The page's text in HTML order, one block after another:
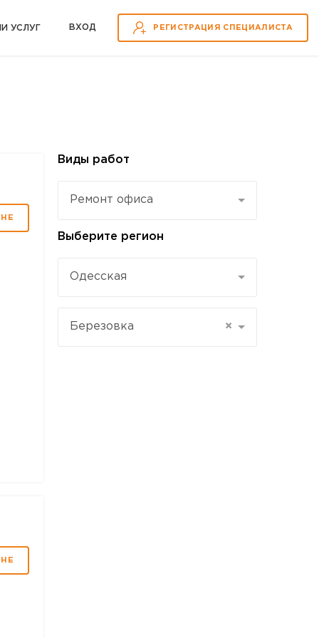
УСЛУГ ВХOД РЕГИСТРАЦИЯ СПЕЦИАЛИСТА
Виды работ
Ремонт офиса
Выберите регион
Одесская
×
Березовка